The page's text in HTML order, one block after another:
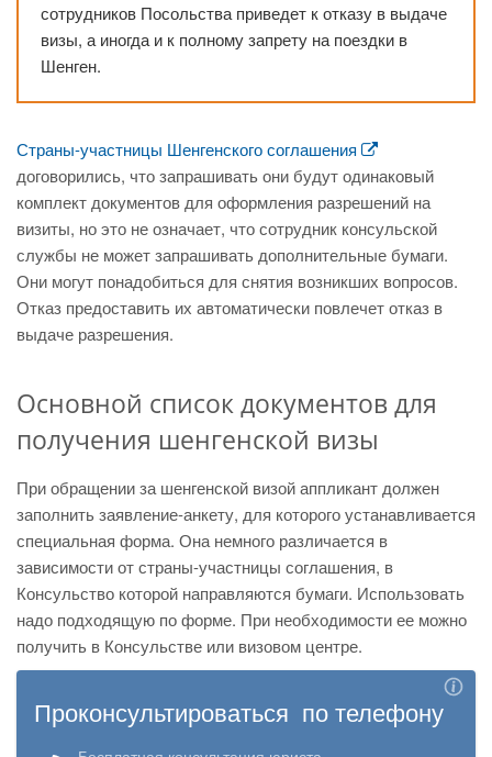
сотрудников Посольства приведет к отказу в выдаче
визы, а иногда и к полному запрету на поездки в
Шенген.
Страны-участницы Шенгенского соглашения
договорились, что запрашивать они будут одинаковый
комплект документов для оформления разрешений на
визиты, но это не означает, что сотрудник консульской
службы не может запрашивать дополнительные бумаги.
Они могут понадобиться для снятия возникших вопросов.
Отказ предоставить их автоматически повлечет отказ в
выдаче разрешения.
Основной список документов для
получения шенгенской визы
При обращении за шенгенской визой аппликант должен
заполнить заявление-анкету, для которого устанавливается
специальная форма. Она немного различается в
зависимости от страны-участницы соглашения, в
Консульство которой направляются бумаги. Использовать
надо подходящую по форме. При необходимости ее можно
получить в Консульстве или визовом центре.